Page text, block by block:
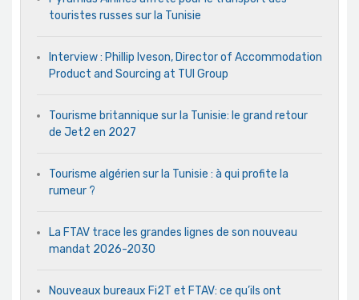
touristes russes sur la Tunisie
Interview : Phillip Iveson, Director of Accommodation
Product and Sourcing at TUI Group
Tourisme britannique sur la Tunisie: le grand retour
de Jet2 en 2027
Tourisme algérien sur la Tunisie : à qui profite la
rumeur ?
La FTAV trace les grandes lignes de son nouveau
mandat 2026-2030
Nouveaux bureaux Fi2T et FTAV: ce qu’ils ont